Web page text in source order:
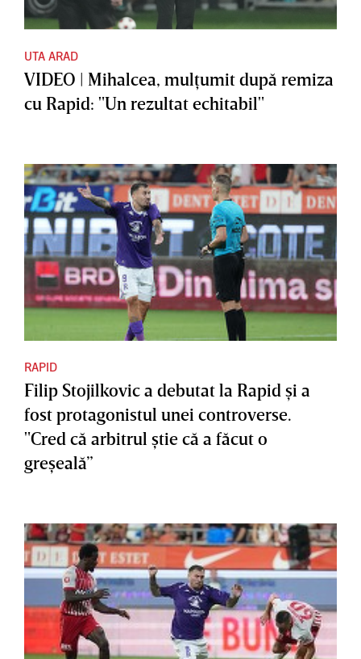
UTA ARAD
VIDEO | Mihalcea, mulţumit după remiza
cu Rapid: "Un rezultat echitabil"
RAPID
Filip Stojilkovic a debutat la Rapid şi a
fost protagonistul unei controverse.
"Cred că arbitrul ştie că a făcut o
greşeală”